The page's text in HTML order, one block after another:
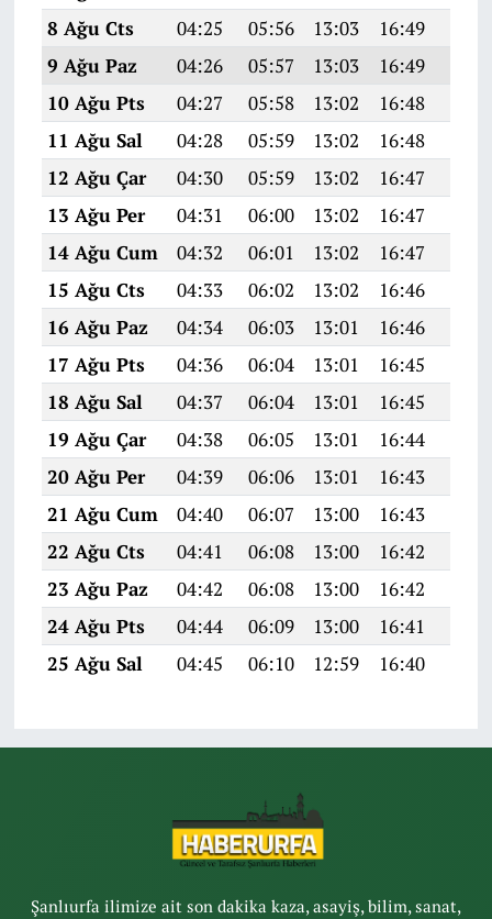
8 Ağu Cts
04:25 05:56 13:03 16:49
9 Ağu Paz
04:26 05:57 13:03 16:49
10 Ağu Pts
04:27 05:58 13:02 16:48
11 Ağu Sal
04:28 05:59 13:02 16:48
12 Ağu Çar
04:30 05:59 13:02 16:47
13 Ağu Per
04:31 06:00 13:02 16:47
14 Ağu Cum
04:32 06:01 13:02 16:47
15 Ağu Cts
04:33 06:02 13:02 16:46
16 Ağu Paz
04:34 06:03 13:01 16:46
17 Ağu Pts
04:36 06:04 13:01 16:45
18 Ağu Sal
04:37 06:04 13:01 16:45
19 Ağu Çar
04:38 06:05 13:01 16:44
20 Ağu Per
04:39 06:06 13:01 16:43
21 Ağu Cum
04:40 06:07 13:00 16:43
22 Ağu Cts
04:41 06:08 13:00 16:42
23 Ağu Paz
04:42 06:08 13:00 16:42
24 Ağu Pts
04:44 06:09 13:00 16:41
25 Ağu Sal
04:45 06:10 12:59 16:40
Şanlıurfa ilimize ait son dakika kaza, asayiş, bilim, sanat,